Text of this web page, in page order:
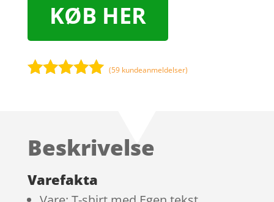
KØB HER
kundebedøm
(59 kundeanmeldelser)
Beskrivelse
Varefakta